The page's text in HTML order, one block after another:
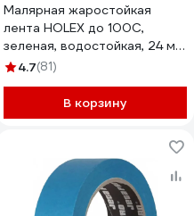
Малярная жаростойкая
лента HOLEX до 100С,
зеленая, водостойкая, 24 мм,
50 м HAS-382253
4.7(81)
В корзину